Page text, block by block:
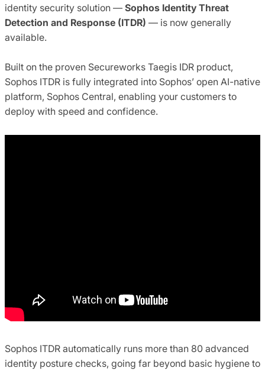
identity security solution — Sophos Identity Threat
Detection and Response (ITDR) — is now generally
available.
Built on the proven Secureworks Taegis IDR product,
Sophos ITDR is fully integrated into Sophos’ open AI-native
platform, Sophos Central, enabling your customers to
deploy with speed and confidence.
Sophos ITDR automatically runs more than 80 advanced
identity posture checks, going far beyond basic hygiene to